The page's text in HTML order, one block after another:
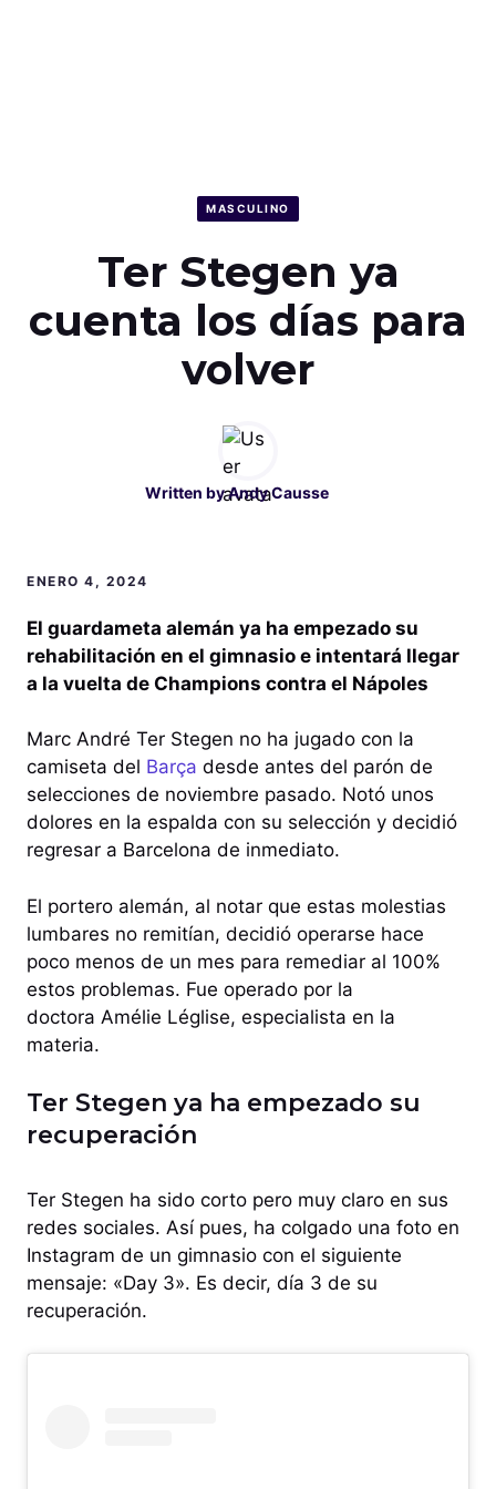
MASCULINO
Ter Stegen ya
cuenta los días para
volver
Written byAndy Causse
ENERO 4, 2024
El guardameta alemán ya ha empezado su
rehabilitación en el gimnasio e intentará llegar
a la vuelta de Champions contra el Nápoles
Marc André Ter Stegen no ha jugado con la
camiseta del Barça desde antes del parón de
selecciones de noviembre pasado. Notó unos
dolores en la espalda con su selección y decidió
regresar a Barcelona de inmediato.
El portero alemán, al notar que estas molestias
lumbares no remitían, decidió operarse hace
poco menos de un mes para remediar al 100%
estos problemas. Fue operado por la
doctora Amélie Léglise, especialista en la
materia.
Ter Stegen ya ha empezado su
recuperación
Ter Stegen ha sido corto pero muy claro en sus
redes sociales. Así pues, ha colgado una foto en
Instagram de un gimnasio con el siguiente
mensaje: «Day 3». Es decir, día 3 de su
recuperación.